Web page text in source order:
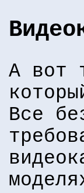
А вот
Все